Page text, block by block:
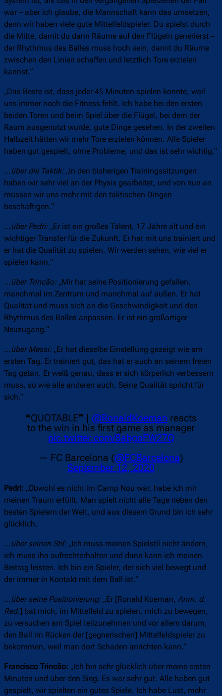
war – aber ich glaube, die Mannschaft kann das umsetzen,
denn wir haben viele gute Mittelfeldspieler. Du spielst durch
die Mitte, damit du dann Räume auf den Flügeln generierst –
der Rhythmus des Balles muss hoch sein, damit du Räume
zwischen den Linien schaffen und letztlich Tore erzielen
kannst.“
„Das Beste ist, dass jeder 45 Minuten spielen konnte, weil
uns immer noch die Fitness fehlt. Ich habe bei den ersten
beiden Toren und beim Spiel über die Flügel, bei dem der
Raum ausgenutzt wurde, gute Dinge gesehen. In der zweiten
Halbzeit hätten wir mehr Tore erzielen können. Alle Spieler
haben gut gespielt, ohne Probleme, und das ist sehr wichtig.“
…über die Taktik: „In den bisherigen Trainingssitzungen
haben wir sehr viel an der Physis gearbeitet, und von nun an
müssen wir uns mehr mit den taktischen Dingen
beschäftigen.“
…über Pedri: „Er ist ein großes Talent, 17 Jahre alt und ein
wichtiger Transfer für die Zukunft. Er hat mit uns trainiert und
er hat die Qualität zu spielen. Wir werden sehen, wie viel er
spielen kann.“
…über Trincão: „Mir hat seine Positionierung gefallen,
manchmal im Zentrum und manchmal auf außen. Er hat
Qualität und muss sich an die Geschwindigkeit und den
Rhythmus des Balles anpassen. Er ist ein großartiger
Neuzugang.“
…über Messi: „Er hat dieselbe Einstellung gezeigt wie am
ersten Tag. Er trainiert gut, das hat er auch an seinem freien
Tag getan. Er weiß genau, dass er sich körperlich verbessern
muss, so wie alle anderen auch. Seine Qualität spricht für
sich.“
❝QUOTABLE❞ | @RonaldKoeman reacts
to the win in his first game as manager
pic.twitter.com/8abgoFW27Q
— FC Barcelona (@FCBarcelona)
September 12, 2020
Pedri: „Obwohl es nicht im Camp Nou war, habe ich mir
meinen Traum erfüllt. Man spielt nicht alle Tage neben den
besten Spielern der Welt, und aus diesem Grund bin ich sehr
glücklich.
…über seinen Stil: „Ich muss meinen Spielstil nicht ändern,
ich muss ihn aufrechterhalten und dann kann ich meinen
Beitrag leisten. Ich bin ein Spieler, der sich viel bewegt und
der immer in Kontakt mit dem Ball ist.“
…über seine Positionierung: „Er [Ronald Koeman, Anm. d.
Red.] bat mich, im Mittelfeld zu spielen, mich zu bewegen,
zu versuchen am Spiel teilzunehmen und vor allem darum,
den Ball im Rücken der [gegnerischen] Mittelfeldspieler zu
bekommen, weil man dort Schaden anrichten kann.“
Francisco Trincão: „Ich bin sehr glücklich über meine ersten
Minuten und über den Sieg. Es war sehr gut. Alle haben gut
gespielt, wir spielten ein gutes Spiele. Ich habe Lust, mehr